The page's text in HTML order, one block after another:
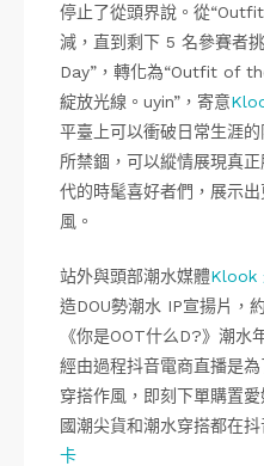
停止了從頭界說。從
減，直到剩下 5 名參賽者
Day”，轉化為“Outfit of
綻放光線。uyin”，寄意
平臺上可以衝破日常生涯
所禁錮，可以縱情展現真
代的時髦喜好者們，展示
風。
站外與頭部潮水媒體Klook
造DOU勢潮水 IP宣揚片，
《你是OOT什么D?》潮水
經由過程抖音電商直播是
穿搭作風，即刻下單購置
國潮尖貨和潮水穿搭都在抖
卡